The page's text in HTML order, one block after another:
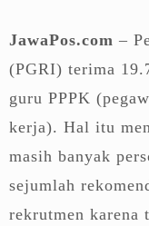
JawaPos.com –
(PGRI) terima
guru PPPK
kerja). Hal itu
masih banyak
sejumlah
rekrutmen karena